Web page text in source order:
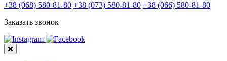
+38 (068) 580-81-80 +38 (073) 580-81-80 +38 (066) 580-81-80
Заказать звонок